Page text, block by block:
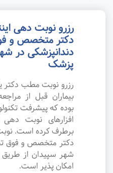
رزرو نوبت دهی
دکتر متخصص و
دندانپزشکی در
پزشک
رزرو نوبت مطب دکتر
بیماران قبل از
بوده که پیشرفت
افزارهای نوبت دهی
برطرف کرده است.
دکتر متخصص و فوق
شهر سپیدان از
امکان پذیر است.